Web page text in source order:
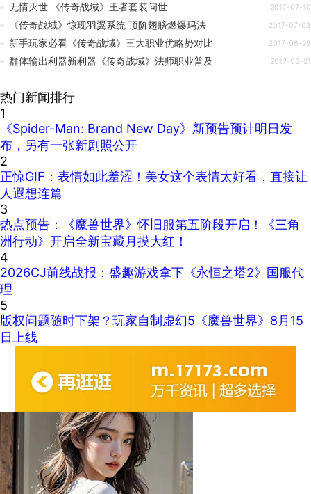
无情灭世 《传奇战域》王者套装问世 2017-07-10
《传奇战域》惊现羽翼系统 顶阶翅膀燃爆玛法 2017-07-03
新手玩家必看《传奇战域》三大职业优略势对比 2017-06-29
群体输出利器新利器《传奇战域》法师职业普及 2017-06-21
热门新闻排行
1
《Spider-Man: Brand New Day》新预告预计明日发
布，另有一张新剧照公开
2
正惊GIF：表情如此羞涩！美女这个表情太好看，直接让
人遐想连篇
3
热点预告：《魔兽世界》怀旧服第五阶段开启！《三角
洲行动》开启全新宝藏月摸大红！
4
2026CJ前线战报：盛趣游戏拿下《永恒之塔2》国服代
理
5
版权问题随时下架？玩家自制虚幻5《魔兽世界》8月15
日上线